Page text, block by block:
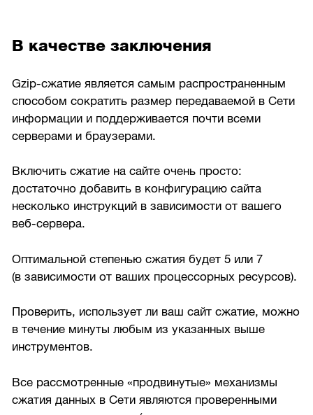
В качестве заключения
Gzip-сжатие является самым распространенным
способом сократить размер передаваемой в Сети
информации и поддерживается почти всеми
серверами и браузерами.
Включить сжатие на сайте очень просто:
достаточно добавить в конфигурацию сайта
несколько инструкций в зависимости от вашего
веб-сервера.
Оптимальной степенью сжатия будет 5 или 7
(в зависимости от ваших процессорных ресурсов).
Проверить, использует ли ваш сайт сжатие, можно
в течение минуты любым из указанных выше
инструментов.
Все рассмотренные «продвинутые» механизмы
сжатия данных в Сети являются проверенными